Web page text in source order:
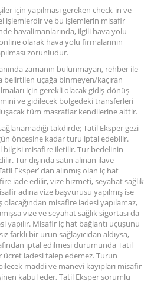
için yapılması gereken check-in ve
işlemlerdir ve bu işlemlerin misafir
havalimanlarında, ilgili hava yolu
olarak hava yolu firmalarının
zorunludur.
zamanın bulunmayan, rehber ile
uçağa binmeyen/kaçıran
için gerekli olacak gidiş-dönüş
ve gidilecek bölgedeki transferleri
tüm masraflar kendilerine aittir.
takdirde; Tatil Eksper gezi
öncesine kadar turu iptal edebilir.
misafire iletilir. Tur bedelinin
Tur dışında satın alınan ilave
Eksper’ dan alınmış olan iç hat
iade edilir, vize hizmeti, seyahat sağlık
adına vize başvurusu yapılmış ise
olacağından misafire iadesi yapılamaz,
vize ve seyahat sağlık sigortası da
yapılır. Misafir iç hat bağlantı uçuşunu
farklı bir ürün sağlayıcıdan aldıysa,
iptal edilmesi durumunda Tatil
ücret iadesi talep edemez. Turun
maddi ve manevi kayıpları misafir
kabul eder, Tatil Eksper sorumlu